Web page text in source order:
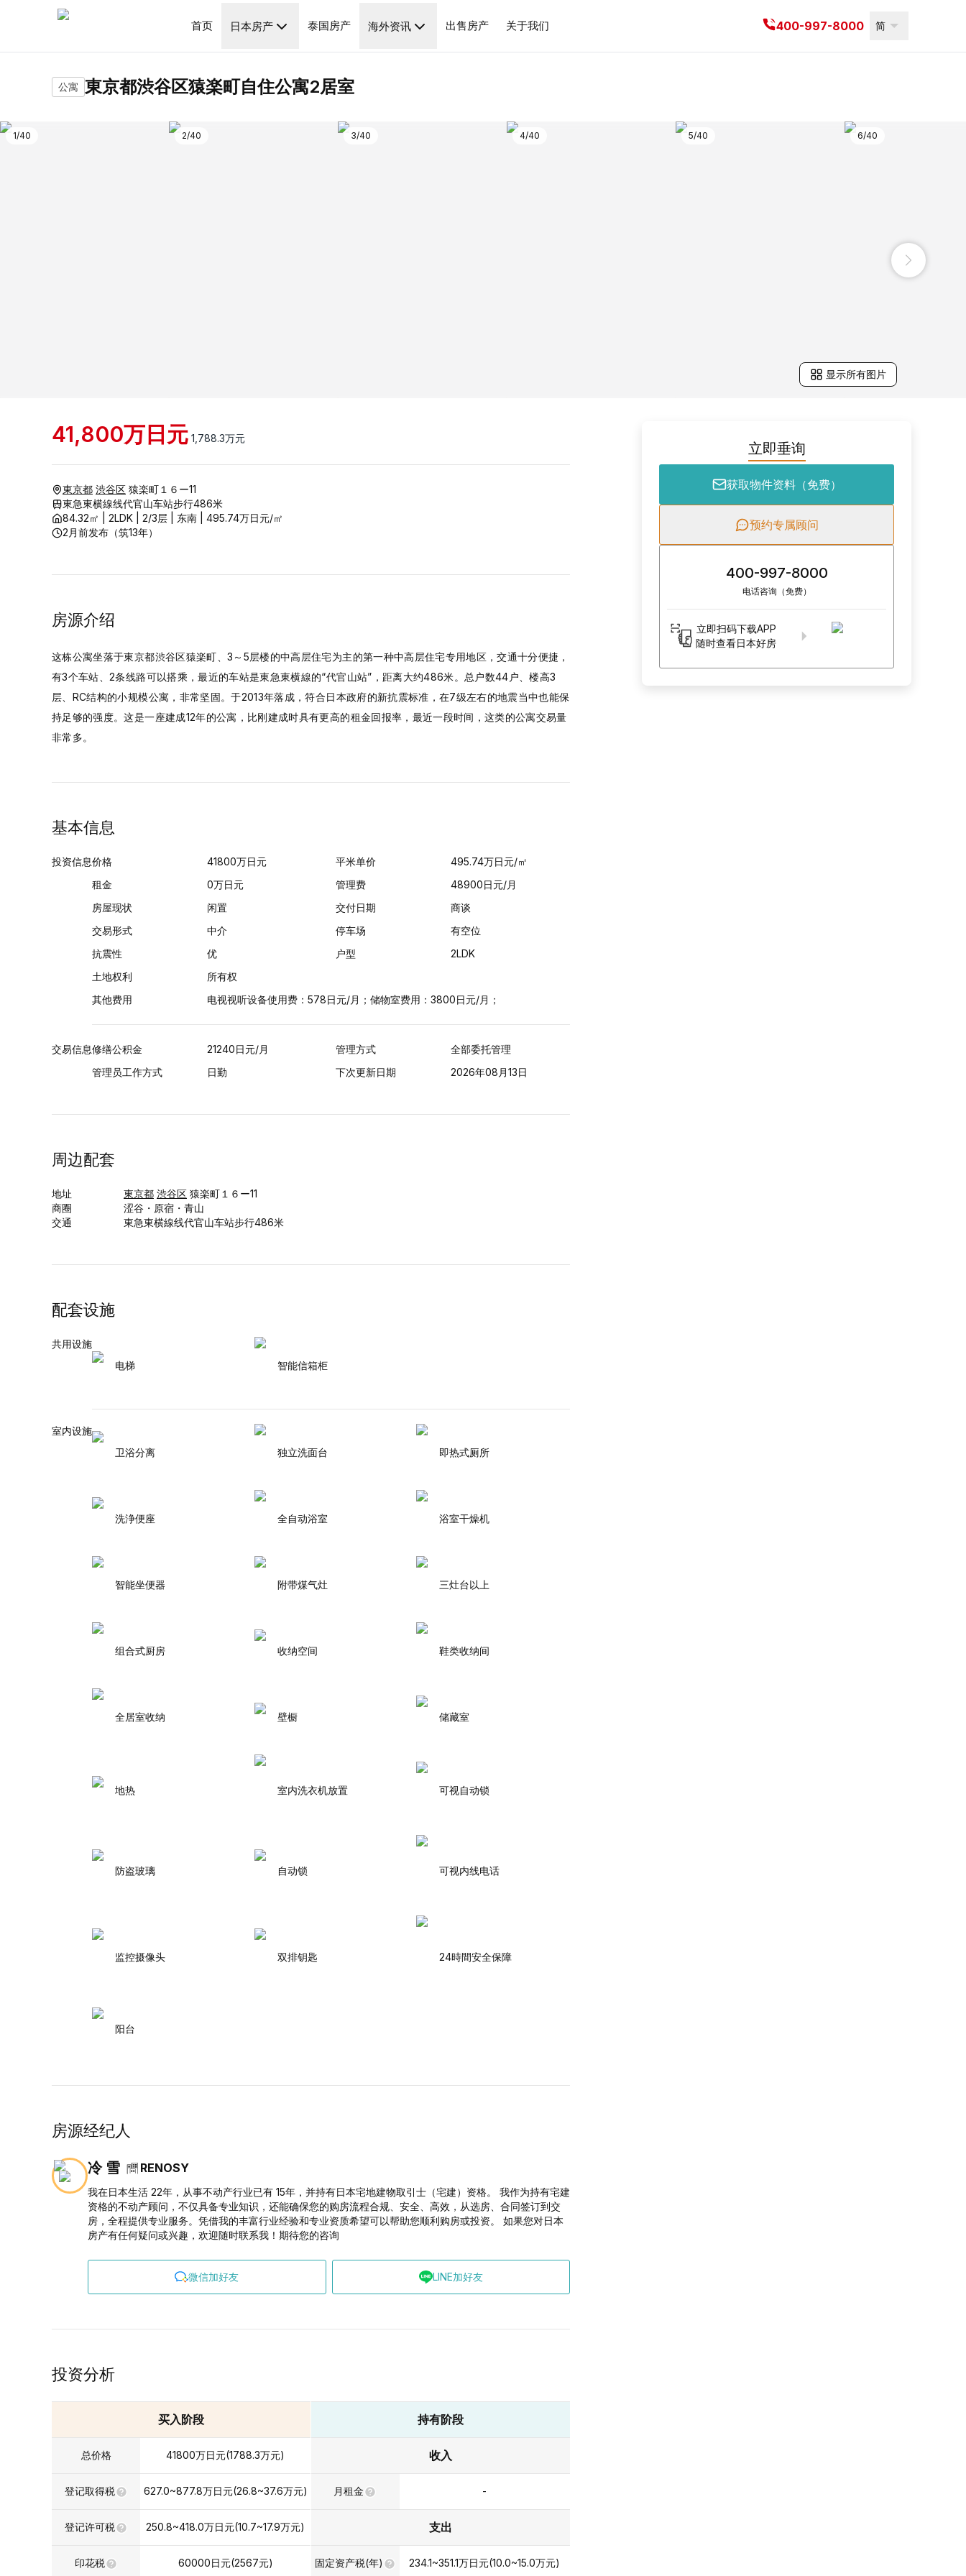
首页 日本房产 泰国房产 海外资讯 出售房产 关于我们 400-997-8000 简
公寓 東京都渋谷区猿楽町自住公寓2居室
1/40 2/40 3/40 4/40 5/40 6/40
显示所有图片
房源介绍 基本信息 周边配套 房源经纪人 投资分析
41,800万日元 1,788.3万元
東京都 渋谷区 猿楽町１６ー11
東急東横線线代官山车站步行486米
84.32㎡ | 2LDK 2/3层 东南 495.74万日元/㎡
2月前发布 （筑13年）
房源介绍
这栋公寓坐落于東京都渋谷区猿楽町、3～5层楼的中高层住宅为主的第一种中高层住宅专用地区，交通十分便捷，
有3个车站、2条线路可以搭乘，最近的车站是東急東横線的“代官山站”，距离大约486米。总户数44户、楼高3
层、RC结构的小规模公寓，非常坚固。于2013年落成，符合日本政府的新抗震标准，在7级左右的地震当中也能保
持足够的强度。这是一座建成12年的公寓，比刚建成时具有更高的租金回报率，最近一段时间，这类的公寓交易量
非常多。
基本信息
投资信息价格 41800万日元 平米单价 495.74万日元/㎡
租金
0万日元 管理费
48900日元/月
房屋现状
闲置 交付日期
商谈
交易形式
中介 停车场
有空位
抗震性
优 户型
2LDK
土地权利
所有权
其他费用
电视视听设备使用费：578日元/月； 储物室费用：3800日元/月；
交易信息修缮公积金 21240日元/月 管理方式
全部委托管理
管理员工作方式
日勤 下次更新日期 2026年08月13日
周边配套
地址 東京都 渋谷区 猿楽町１６ー11
商圈
涩谷・原宿・青山
交通
東急東横線线代官山车站步行486米
配套设施
共用设施
电梯
智能信箱柜
室内设施
卫浴分离
独立洗面台 即热式厕所
洗浄便座 全自动浴室 浴室干燥机
智能坐便器 附带煤气灶 三灶台以上
组合式厨房 收纳空间 鞋类收纳间
全居室收纳 壁橱 储藏室
地热 室内洗衣机放置 可视自动锁
防盗玻璃 自动锁 可视内线电话
监控摄像头 双排钥匙 24時間安全保障
阳台
房源经纪人
冷 雪 RENOSY
我在日本生活 22年，从事不动产行业已有 15年，并持有日本宅地建物取引士（宅建）资格。 我作为持有宅建
资格的不动产顾问，不仅具备专业知识，还能确保您的购房流程合规、安全、高效，从选房、合同签订到交
房，全程提供专业服务。凭借我的丰富行业经验和专业资质希望可以帮助您顺利购房或投资。 如果您对日本
房产有任何疑问或兴趣，欢迎随时联系我！期待您的咨询
微信加好友 LINE加好友
投资分析
买入阶段
总价格 41800万日元(1788.3万元)
登记取得税 627.0~877.8万日元(26.8~37.6万元)
登记许可税 250.8~418.0万日元(10.7~17.9万元)
印花税 60000日元(2567元)
持有阶段
收入
月租金 -
支出
固定资产税(年) 234.1~351.1万日元(10.0~15.0万元)
立即垂询
获取物件资料（免费）
预约专属顾问
400-997-8000
电话咨询（免费）
立即扫码下载APP
随时查看日本好房